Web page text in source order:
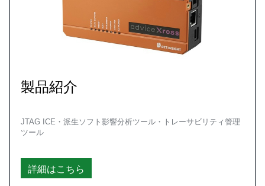
製品紹介
JTAG ICE・派生ソフト影響分析ツール・トレーサビリティ管理
ツール
詳細はこちら